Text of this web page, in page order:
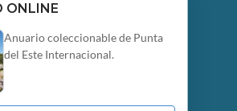
ONLINE
Anuario coleccionable de Punta
del Este Internacional.